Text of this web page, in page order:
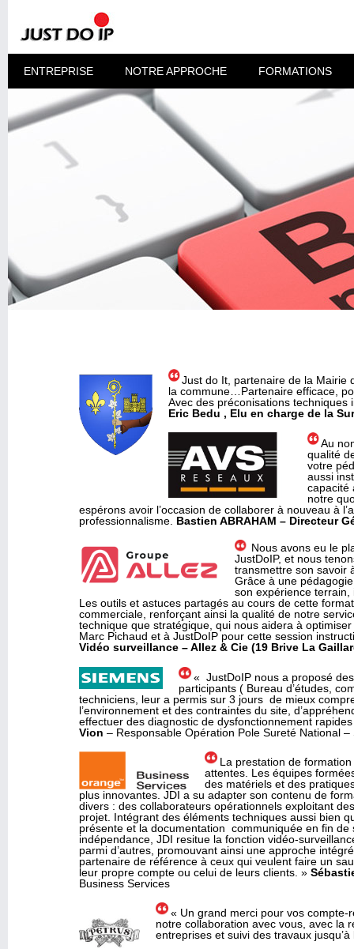
ENTREPRISE NOTRE APPROCHE FORMATIONS
Just do It, partenaire de la Mairie
la commune…Partenaire efficace,
Avec des préconisations techniques
Eric Bedu , Elu en charge de la
Au
qualité
votre
aussi
capacité
notre
espérons avoir l’occasion de collaborer à nouveau à
professionnalisme. Bastien ABRAHAM – Directeur
Nous avons eu le
JustDoIP, et nous
transmettre son savoir
Grâce à une
son expérience terrain,
Les outils et astuces partagés au cours de cette
commerciale, renforçant ainsi la qualité de notre
technique que stratégique, qui nous aidera à
Marc Pichaud et à JustDoIP pour cette session
Vidéo surveillance – Allez & Cie (19 Brive La
« JustDoIP nous a proposé
participants ( Bureau d’études,
techniciens, leur a permis sur 3 jours de mieux
l’environnement et des contraintes du site,
effectuer des diagnostic de dysfonctionnement
Vion – Responsable Opération Pole Sureté National –
La prestation de
attentes. Les équipes
des matériels et des
plus innovantes. JDI a su adapter son contenu de
divers : des collaborateurs opérationnels exploitant
projet. Intégrant des éléments techniques aussi bien
présente et la documentation communiquée en fin
indépendance, JDI resitue la fonction vidéo-
parmi d’autres, promouvant ainsi une approche
partenaire de référence à ceux qui veulent faire un
leur propre compte ou celui de leurs clients. »
Business Services
« Un grand merci pour vos compte-
notre collaboration avec vous, avec la
entreprises et suivi des travaux